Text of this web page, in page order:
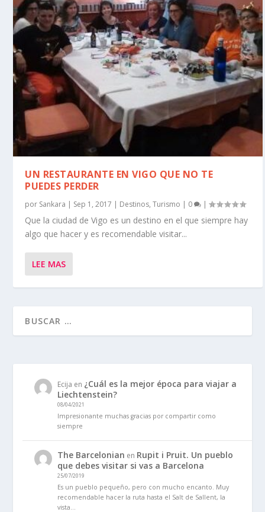
UN RESTAURANTE EN VIGO QUE NO TE
PUEDES PERDER
por Sankara | Sep 1, 2017 | Destinos,Turismo | 0 |
Que la ciudad de Vigo es un destino en el que siempre hay
algo que hacer y es recomendable visitar...
LEE MAS
Ecija en ¿Cuál es la mejor época para viajar a
Liechtenstein?
08/04/2021
Impresionante muchas gracias por compartir como
siempre
The Barcelonian en Rupit i Pruit. Un pueblo
que debes visitar si vas a Barcelona
25/07/2019
Es un pueblo pequeño, pero con mucho encanto. Muy
recomendable hacer la ruta hasta el Salt de Sallent, la
vista…